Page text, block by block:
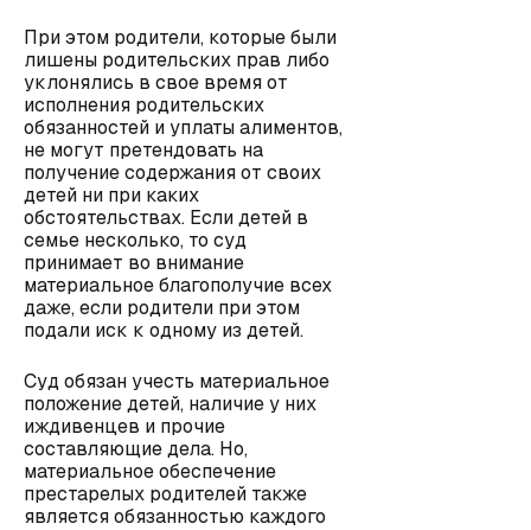
При этом родители, которые были
лишены родительских прав либо
уклонялись в свое время от
исполнения родительских
обязанностей и уплаты алиментов,
не могут претендовать на
получение содержания от своих
детей ни при каких
обстоятельствах. Если детей в
семье несколько, то суд
принимает во внимание
материальное благополучие всех
даже, если родители при этом
подали иск к одному из детей.
Суд обязан учесть материальное
положение детей, наличие у них
иждивенцев и прочие
составляющие дела. Но,
материальное обеспечение
престарелых родителей также
является обязанностью каждого